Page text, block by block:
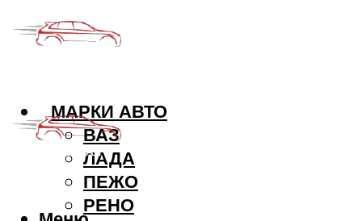
МАРКИ АВТО
ВАЗ
ЛАДА
ПЕЖО
РЕНО